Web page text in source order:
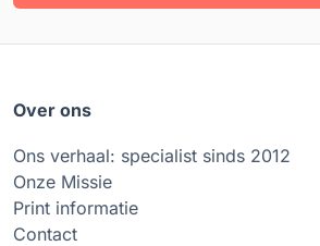
Over ons
Ons verhaal: specialist sinds 2012
Onze Missie
Print informatie
Contact